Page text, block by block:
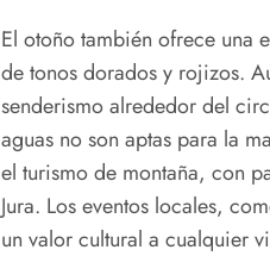
El otoño también ofrece una
de tonos dorados y rojizos.
senderismo alrededor del
aguas no son aptas para la
el turismo de montaña, con
Jura. Los eventos locales,
un valor cultural a cualquier